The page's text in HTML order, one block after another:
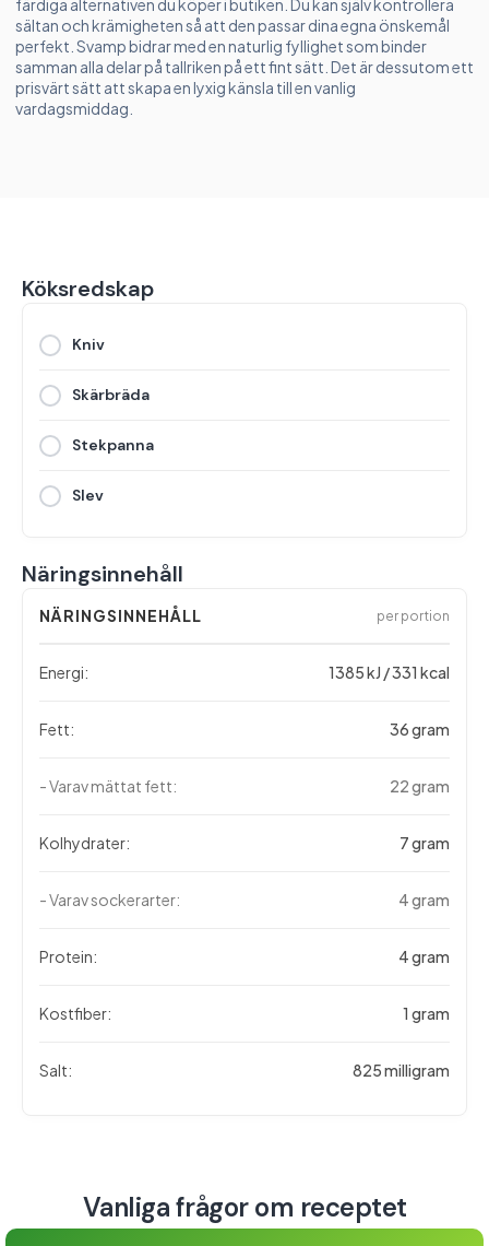
färdiga alternativen du köper i butiken. Du kan själv kontrollera
sältan och krämigheten så att den passar dina egna önskemål
perfekt. Svamp bidrar med en naturlig fyllighet som binder
samman alla delar på tallriken på ett fint sätt. Det är dessutom ett
prisvärt sätt att skapa en lyxig känsla till en vanlig
vardagsmiddag.
Köksredskap
Kniv
Skärbräda
Stekpanna
Slev
Näringsinnehåll
NÄRINGSINNEHÅLL per portion
Energi: 1385 kJ / 331 kcal
Fett: 36 gram
- Varav mättat fett: 22 gram
Kolhydrater: 7 gram
- Varav sockerarter: 4 gram
Protein: 4 gram
Kostfiber: 1 gram
Salt: 825 milligram
Vanliga frågor om receptet